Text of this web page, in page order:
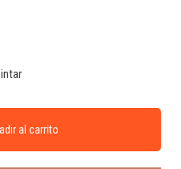
al carrito